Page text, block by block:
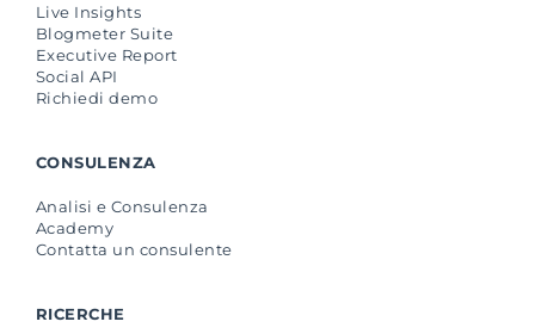
Live Insights
Blogmeter Suite
Executive Report
Social API
Richiedi demo
CONSULENZA
Analisi e Consulenza
Academy
Contatta un consulente
RICERCHE